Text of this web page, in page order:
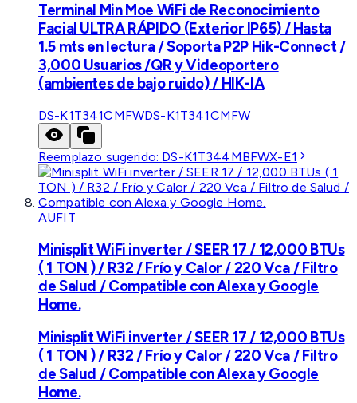
Terminal Min Moe WiFi de Reconocimiento
Facial ULTRA RÁPIDO (Exterior IP65) / Hasta
1.5 mts en lectura / Soporta P2P Hik-Connect /
3,000 Usuarios /QR y Videoportero
(ambientes de bajo ruido) / HIK-IA
DS-K1T341CMFWDS-K1T341CMFW
Reemplazo sugerido: DS-K1T344MBFWX-E1
AUFIT
Minisplit WiFi inverter / SEER 17 / 12,000 BTUs
( 1 TON ) / R32 / Frío y Calor / 220 Vca / Filtro
de Salud / Compatible con Alexa y Google
Home.
Minisplit WiFi inverter / SEER 17 / 12,000 BTUs
( 1 TON ) / R32 / Frío y Calor / 220 Vca / Filtro
de Salud / Compatible con Alexa y Google
Home.